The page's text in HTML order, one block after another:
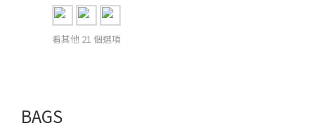
看其他 21 個選項
BAGS